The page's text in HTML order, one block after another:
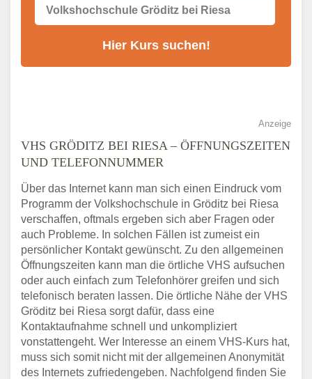
Alternativen zum VHS Programm 2026 in
Anzeige
VHS GRÖDITZ BEI RIESA – ÖFFNUNGSZEITEN
UND TELEFONNUMMER
Über das Internet kann man sich einen Eindruck vom
Programm der Volkshochschule in Gröditz bei Riesa
verschaffen, oftmals ergeben sich aber Fragen oder
auch Probleme. In solchen Fällen ist zumeist ein
persönlicher Kontakt gewünscht. Zu den allgemeinen
Öffnungszeiten kann man die örtliche VHS aufsuchen
oder auch einfach zum Telefonhörer greifen und sich
telefonisch beraten lassen. Die örtliche Nähe der VHS
Gröditz bei Riesa sorgt dafür, dass eine
Kontaktaufnahme schnell und unkompliziert
vonstattengeht. Wer Interesse an einem VHS-Kurs hat,
muss sich somit nicht mit der allgemeinen Anonymität
des Internets zufriedengeben. Nachfolgend finden Sie